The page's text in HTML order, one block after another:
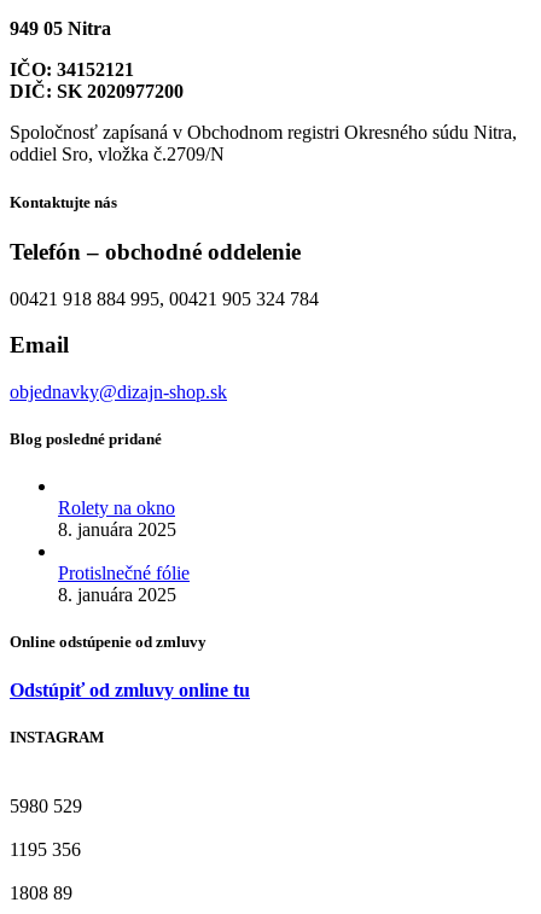
949 05 Nitra
IČO: 34152121
DIČ: SK 2020977200
Spoločnosť zapísaná v Obchodnom registri Okresného súdu Nitra,
oddiel Sro, vložka č.2709/N
Kontaktujte nás
Telefón – obchodné oddelenie
00421 918 884 995, 00421 905 324 784
Email
objednavky@dizajn-shop.sk
Blog posledné pridané
Rolety na okno
8. januára 2025
Protislnečné fólie
8. januára 2025
Online odstúpenie od zmluvy
Odstúpiť od zmluvy online tu
INSTAGRAM
5980 529
1195 356
1808 89